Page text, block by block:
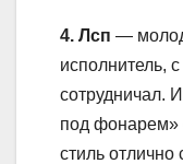
4. Лсп —
исполнитель,
сотрудничал.
под фонарем»
стиль отлично